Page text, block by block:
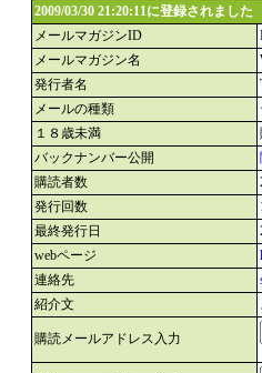
2009/03/30 21:20:11に登録されました
メールマガジンID
メールマガジン名
発行者名
メールの種類
１８歳未満
バックナンバー公開
購読者数
発行回数
最終発行日
webページ
連絡先
紹介文
購読メールアドレス入力